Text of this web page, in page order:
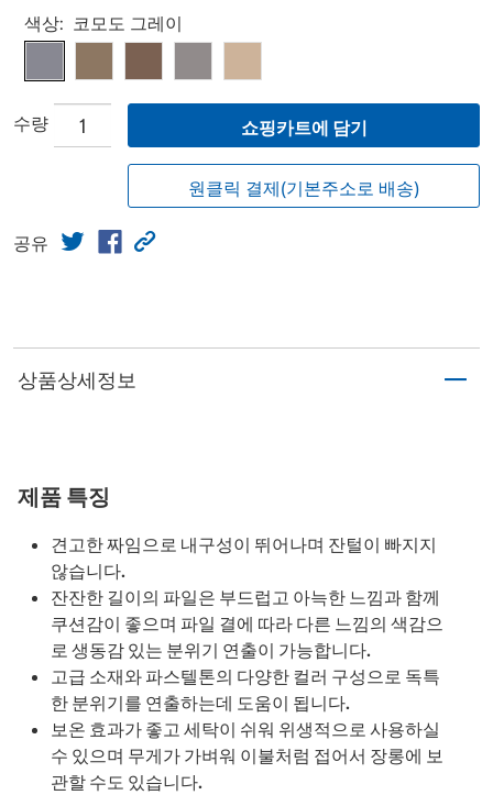
Select product
색상: 코모도 그레이
수량 쇼핑카트에 담기
원클릭 결제(기본주소로 배송)
공유
상품상세정보
제품 특징
견고한 짜임으로 내구성이 뛰어나며 잔털이 빠지지
않습니다.
잔잔한 길이의 파일은 부드럽고 아늑한 느낌과 함께
쿠션감이 좋으며 파일 결에 따라 다른 느낌의 색감으
로 생동감 있는 분위기 연출이 가능합니다.
고급 소재와 파스텔톤의 다양한 컬러 구성으로 독특
한 분위기를 연출하는데 도움이 됩니다.
보온 효과가 좋고 세탁이 쉬워 위생적으로 사용하실
수 있으며 무게가 가벼워 이불처럼 접어서 장롱에 보
관할 수도 있습니다.